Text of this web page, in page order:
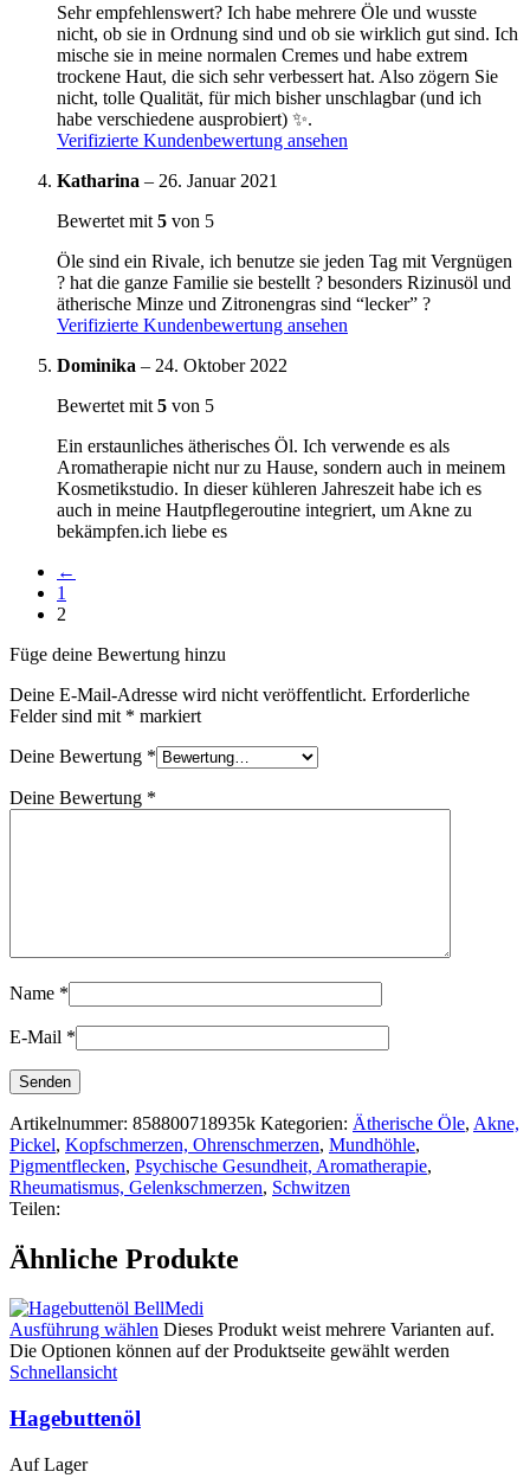
Sehr empfehlenswert? Ich habe mehrere Öle und wusste
nicht, ob sie in Ordnung sind und ob sie wirklich gut sind. Ich
mische sie in meine normalen Cremes und habe extrem
trockene Haut, die sich sehr verbessert hat. Also zögern Sie
nicht, tolle Qualität, für mich bisher unschlagbar (und ich
habe verschiedene ausprobiert) ✨.
Verifizierte Kundenbewertung ansehen
Katharina – 26. Januar 2021
Bewertet mit 5 von 5
Öle sind ein Rivale, ich benutze sie jeden Tag mit Vergnügen
? hat die ganze Familie sie bestellt ? besonders Rizinusöl und
ätherische Minze und Zitronengras sind “lecker” ?
Verifizierte Kundenbewertung ansehen
Dominika – 24. Oktober 2022
Bewertet mit 5 von 5
Ein erstaunliches ätherisches Öl. Ich verwende es als
Aromatherapie nicht nur zu Hause, sondern auch in meinem
Kosmetikstudio. In dieser kühleren Jahreszeit habe ich es
auch in meine Hautpflegeroutine integriert, um Akne zu
bekämpfen.ich liebe es
←
1
2
Füge deine Bewertung hinzu
Deine E-Mail-Adresse wird nicht veröffentlicht. Erforderliche
Felder sind mit * markiert
Deine Bewertung *
Deine Bewertung *
Name *
E-Mail *
Artikelnummer: 858800718935k Kategorien: Ätherische Öle, Akne,
Pickel, Kopfschmerzen, Ohrenschmerzen, Mundhöhle,
Pigmentflecken, Psychische Gesundheit, Aromatherapie,
Rheumatismus, Gelenkschmerzen, Schwitzen
Teilen:
Ähnliche Produkte
Ausführung wählen Dieses Produkt weist mehrere Varianten auf.
Die Optionen können auf der Produktseite gewählt werden
Schnellansicht
Hagebuttenöl
Auf Lager